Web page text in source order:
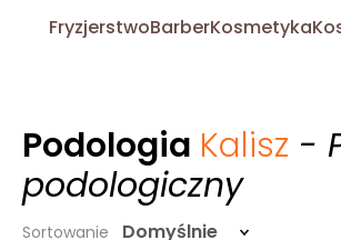
FryzjerstwoBarberKosmetyka
Podologia Kalisz -
podologiczny
Sortowanie Domyślnie